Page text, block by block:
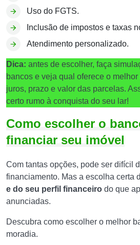
Uso do FGTS.
Inclusão de impostos e taxas
Atendimento personalizado.
Dica: antes de escolher, faça
bancos e veja qual oferece o
juros, prazo e valor das parcelas.
certo rumo à conquista do seu lar!
Como escolher o
financiar seu imóvel
Com tantas opções, pode ser difícil
financiamento. Mas a escolha certa
e do seu perfil financeiro do que
anunciadas.
Descubra como escolher o melhor
moradia.